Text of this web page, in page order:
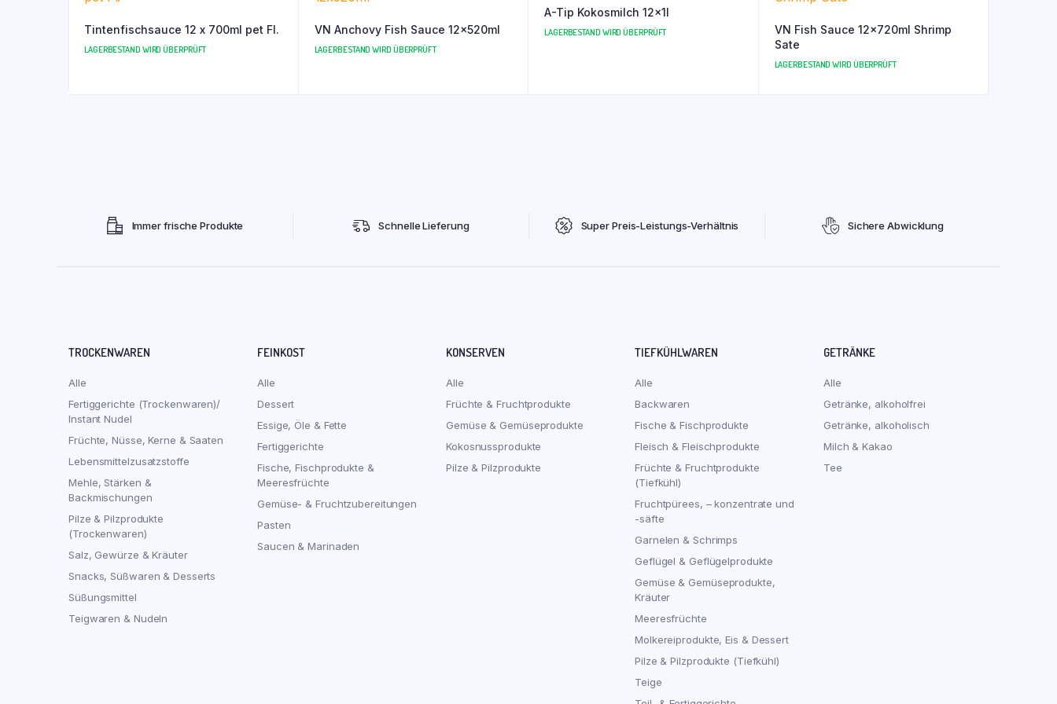
Tintenfischsauce 12 x 700ml pet Fl.
LAGERBESTAND WIRD ÜBERPRÜFT
VN Anchovy Fish Sauce 12x520ml
LAGERBESTAND WIRD ÜBERPRÜFT
A-Tip Kokosmilch 12x1l
LAGERBESTAND WIRD ÜBERPRÜFT
VN Fish Sauce 12x720ml Shrimp
Sate
LAGERBESTAND WIRD ÜBERPRÜFT
Immer frische Produkte Schnelle Lieferung Super Preis-Leistungs-Verhältnis Sichere Abwicklung
TROCKENWAREN
Alle
Fertiggerichte (Trockenwaren)/
Instant Nudel
Früchte, Nüsse, Kerne & Saaten
Lebensmittelzusatzstoffe
Mehle, Stärken &
Backmischungen
Pilze & Pilzprodukte
(Trockenwaren)
Salz, Gewürze & Kräuter
Snacks, Süßwaren & Desserts
Süßungsmittel
Teigwaren & Nudeln
FEINKOST
Alle
Dessert
Essige, Öle & Fette
Fertiggerichte
Fische, Fischprodukte &
Meeresfrüchte
Gemüse- & Fruchtzubereitungen
Pasten
Saucen & Marinaden
KONSERVEN
Alle
Früchte & Fruchtprodukte
Gemüse & Gemüseprodukte
Kokosnussprodukte
Pilze & Pilzprodukte
TIEFKÜHLWAREN
Alle
Backwaren
Fische & Fischprodukte
Fleisch & Fleischprodukte
Früchte & Fruchtprodukte
(Tiefkühl)
Fruchtpürees, – konzentrate und
-säfte
Garnelen & Schrimps
Geflügel & Geflügelprodukte
Gemüse & Gemüseprodukte,
Kräuter
Meeresfrüchte
Molkereiprodukte, Eis & Dessert
Pilze & Pilzprodukte (Tiefkühl)
Teige
GETRÄNKE
Alle
Getränke, alkoholfrei
Getränke, alkoholisch
Milch & Kakao
Tee